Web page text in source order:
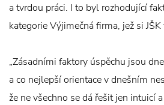
a tvrdou práci. I to byl rozhodující
kategorie Výjimečná firma, jež si
„Zásadními faktory úspěchu jsou
a co nejlepší orientace v dnešním
že ne všechno se dá řešit jen intuicí